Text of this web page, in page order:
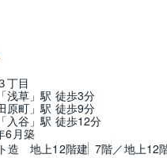
丁目
浅草」駅 徒歩3分
原町」駅 徒歩9分
入谷」駅 徒歩12分
6月築
造　地上12階建 7階／地上12